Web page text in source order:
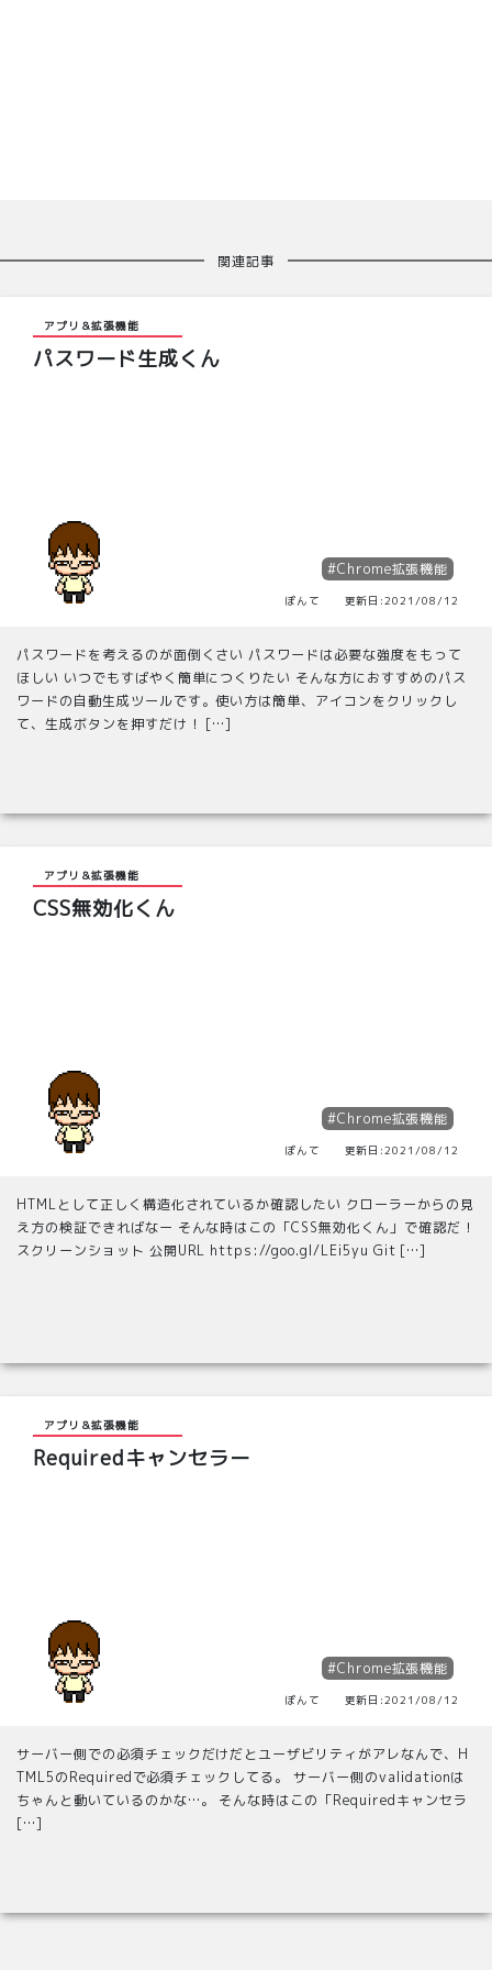
関連記事
アプリ＆拡張機能
パスワード生成くん
#Chrome拡張機能
ぽんて 更新日:2021/08/12
パスワードを考えるのが面倒くさい パスワードは必要な強度をもって
ほしい いつでもすばやく簡単につくりたい そんな方におすすめのパス
ワードの自動生成ツールです。使い方は簡単、アイコンをクリックし
て、生成ボタンを押すだけ！ […]
アプリ＆拡張機能
CSS無効化くん
#Chrome拡張機能
ぽんて 更新日:2021/08/12
HTMLとして正しく構造化されているか確認したい クローラーからの見
え方の検証できればなー そんな時はこの「CSS無効化くん」で確認だ！
スクリーンショット 公開URL https://goo.gl/LEi5yu Git […]
アプリ＆拡張機能
Requiredキャンセラー
#Chrome拡張機能
ぽんて 更新日:2021/08/12
サーバー側での必須チェックだけだとユーザビリティがアレなんで、H
TML5のRequiredで必須チェックしてる。 サーバー側のvalidationは
ちゃんと動いているのかな…。 そんな時はこの「Requiredキャンセラ
[…]